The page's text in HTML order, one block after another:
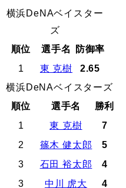
横浜DeNAベイスター
ズ
順位
選手名
防御率
1
東 克樹
2.65
横浜DeNAベイスターズ
順位
選手名
勝利
1
東 克樹
7
2
篠木 健太郎
5
3
石田 裕太郎
4
3
中川 虎大
4